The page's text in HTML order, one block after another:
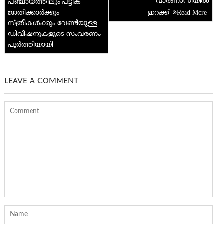
പഞ്ചായത്തിലും പട്ടിക
ജാതിക്കാർക്കും
സ്ത്രീകൾക്കും വേണ്ടിയുള്ള
ഡിവിഷനുകളുടെ സംവരണം
പൂർത്തിയായി
ഇറക്കി
LEAVE A COMMENT